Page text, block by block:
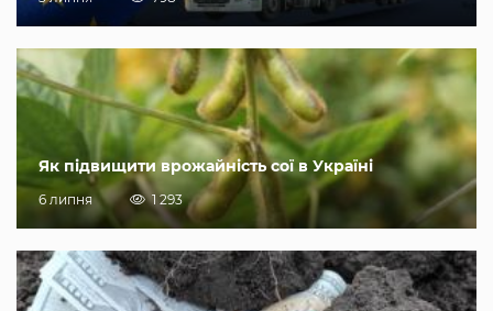
Як підвищити врожайність сої в Україні
6 липня 1 293